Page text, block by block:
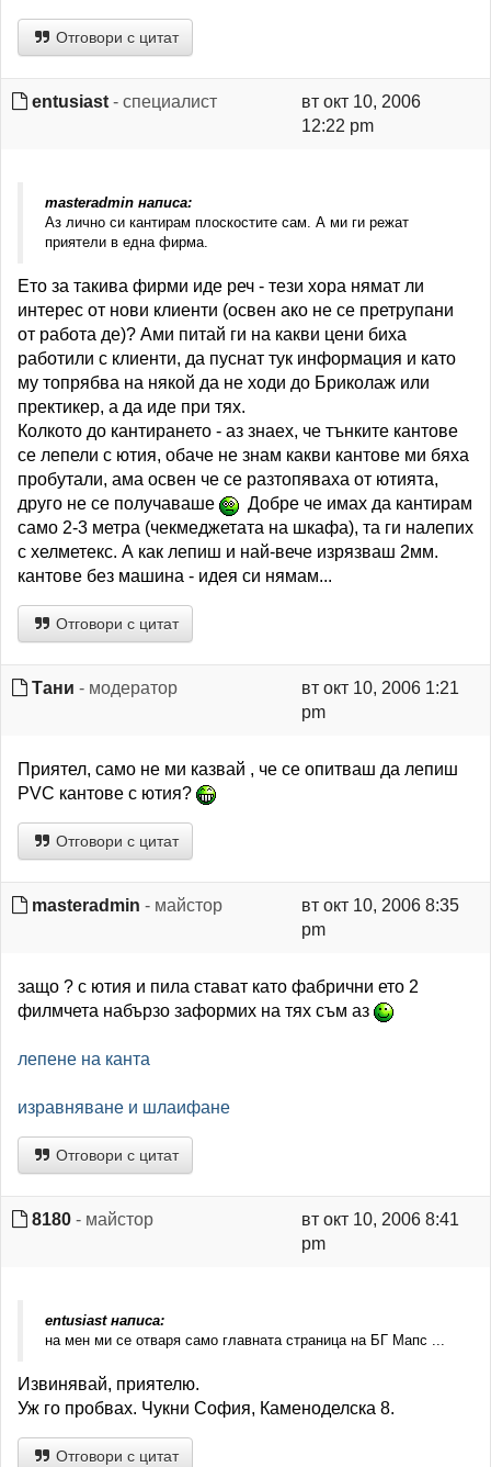
Отговори с цитат
entusiast - специалист
вт окт 10, 2006
12:22 pm
masteradmin написа:
Аз лично си кантирам плоскостите сам. А ми ги режат
приятели в една фирма.
Ето за такива фирми иде реч - тези хора нямат ли
интерес от нови клиенти (освен ако не се претрупани
от работа де)? Ами питай ги на какви цени биха
работили с клиенти, да пуснат тук информация и като
му топрябва на някой да не ходи до Бриколаж или
пректикер, а да иде при тях.
Колкото до кантирането - аз знаех, че тънките кантове
се лепели с ютия, обаче не знам какви кантове ми бяха
пробутали, ама освен че се разтопяваха от ютията,
друго не се получаваше
Добре че имах да кантирам
само 2-3 метра (чекмеджетата на шкафа), та ги налепих
с хелметекс. А как лепиш и най-вече изрязваш 2мм.
кантове без машина - идея си нямам...
Отговори с цитат
Тани - модератор
вт окт 10, 2006 1:21
pm
Приятел, само не ми казвай , че се опитваш да лепиш
PVC кантове с ютия?
Отговори с цитат
masteradmin - майстор
вт окт 10, 2006 8:35
pm
защо ? с ютия и пила стават като фабрични ето 2
филмчета набързо заформих на тях съм аз
лепене на канта
изравняване и шлаифане
Отговори с цитат
8180 - майстор
вт окт 10, 2006 8:41
pm
entusiast написа:
на мен ми се отваря само главната страница на БГ Мапс ...
Извинявай, приятелю.
Уж го пробвах. Чукни София, Каменоделска 8.
Отговори с цитат